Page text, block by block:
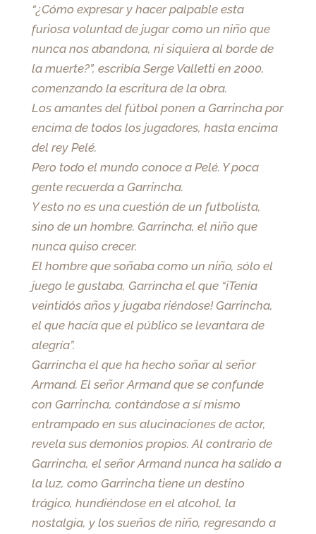
“¿Cómo expresar y hacer palpable esta
furiosa voluntad de jugar como un niño que
nunca nos abandona, ni siquiera al borde de
la muerte?”, escribía Serge Valletti en 2000,
comenzando la escritura de la obra.
Los amantes del fútbol ponen a Garrincha por
encima de todos los jugadores, hasta encima
del rey Pelé.
Pero todo el mundo conoce a Pelé. Y poca
gente recuerda a Garrincha.
Y esto no es una cuestión de un futbolista,
sino de un hombre. Garrincha, el niño que
nunca quiso crecer.
El hombre que soñaba como un niño, sólo el
juego le gustaba, Garrincha el que “¡Tenía
veintidós años y jugaba riéndose! Garrincha,
el que hacía que el público se levantara de
alegría”.
Garrincha el que ha hecho soñar al señor
Armand. El señor Armand que se confunde
con Garrincha, contándose a sí mismo
entrampado en sus alucinaciones de actor,
revela sus demonios propios. Al contrario de
Garrincha, el señor Armand nunca ha salido a
la luz, como Garrincha tiene un destino
trágico, hundiéndose en el alcohol, la
nostalgia, y los sueños de niño, regresando a